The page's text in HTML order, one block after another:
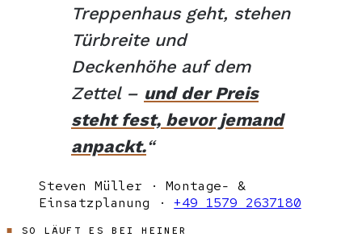
Treppenhaus geht, stehen
Türbreite und
Deckenhöhe auf dem
Zettel – und der Preis
steht fest, bevor jemand
anpackt.“
Steven Müller · Montage- &
Einsatzplanung ·+49 1579 2637180
SO LÄUFT ES BEI HEINER